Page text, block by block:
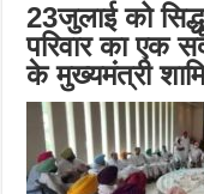
23जुलाई को
परिवार का एक
के मुख्यमंत्री